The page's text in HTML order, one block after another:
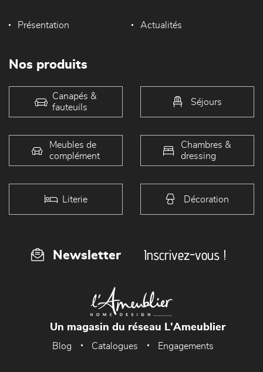
Présentation Actualités
Nos produits
Canapés &
fauteuils
Séjours
Meubles de
complément
Chambres &
dressing
Literie Décoration
Newsletter Inscrivez-vous !
Un magasin du réseau L'Ameublier
Blog Catalogues Engagements